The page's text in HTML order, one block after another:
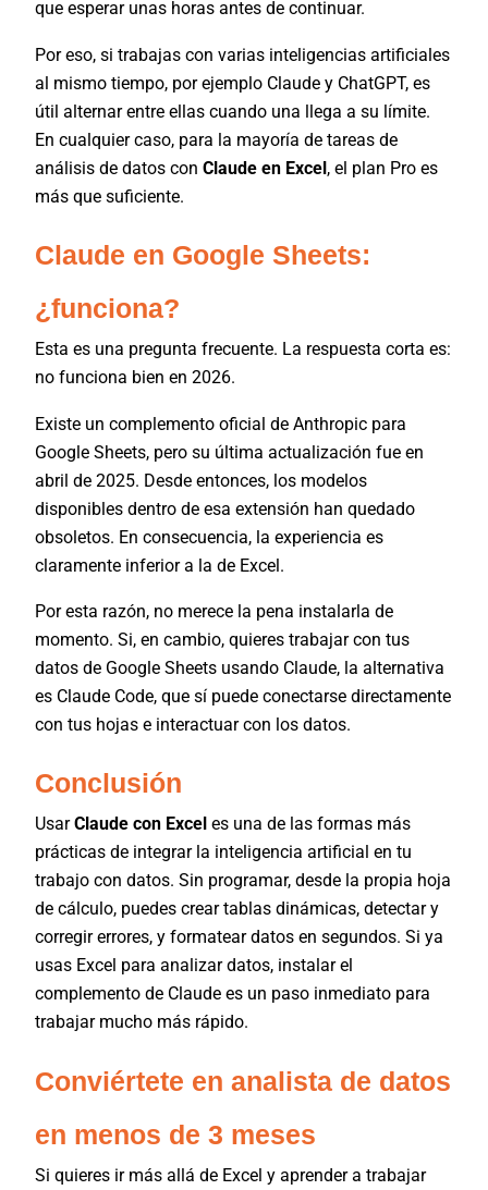
que esperar unas horas antes de continuar.
Por eso, si trabajas con varias inteligencias artificiales
al mismo tiempo, por ejemplo Claude y ChatGPT, es
útil alternar entre ellas cuando una llega a su límite.
En cualquier caso, para la mayoría de tareas de
análisis de datos conClaude en Excel, el plan Pro es
más que suficiente.
Claude en Google Sheets:
¿funciona?
Esta es una pregunta frecuente. La respuesta corta es:
no funciona bien en 2026.
Existe un complemento oficial de Anthropic para
Google Sheets, pero su última actualización fue en
abril de 2025. Desde entonces, los modelos
disponibles dentro de esa extensión han quedado
obsoletos. En consecuencia, la experiencia es
claramente inferior a la de Excel.
Por esta razón, no merece la pena instalarla de
momento. Si, en cambio, quieres trabajar con tus
datos de Google Sheets usando Claude, la alternativa
es Claude Code, que sí puede conectarse directamente
con tus hojas e interactuar con los datos.
Conclusión
UsarClaude con Excel es una de las formas más
prácticas de integrar la inteligencia artificial en tu
trabajo con datos. Sin programar, desde la propia hoja
de cálculo, puedes crear tablas dinámicas, detectar y
corregir errores, y formatear datos en segundos. Si ya
usas Excel para analizar datos, instalar el
complemento de Claude es un paso inmediato para
trabajar mucho más rápido.
Conviértete en analista de datos
en menos de 3 meses
Si quieres ir más allá de Excel y aprender a trabajar